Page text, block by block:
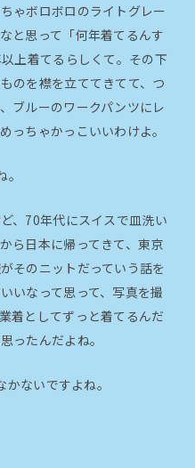
ゃボロボロのライトグレー
と思って「何年着てるんす
上着てるらしくて。その下
のを襟を立ててきてて、つ
ブルーのワークパンツにレ
っちゃかっこいいわけよ。
、70年代にスイスで皿洗い
ら日本に帰ってきて、東京
そのニットだっていう話を
いなって思って、写真を撮
着としてずっと着てるんだ
ったんだよね。
ないですよね。